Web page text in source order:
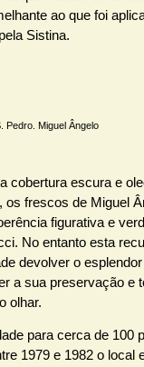
ao que foi
Sistina.
Pedro. Miguel Ângelo
cobertura escura e
os frescos de Miguel
figurativa e
No entanto esta
devolver o
a sua preservação e
olhar.
para cerca de 100
1979 e 1982 o local